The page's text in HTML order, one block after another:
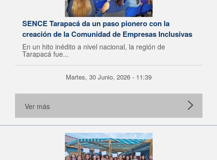
SENCE Tarapacá da un paso pionero con la
creación de la Comunidad de Empresas Inclusivas
En un hito inédito a nivel nacional, la región de
Tarapacá fue...
Martes, 30 Junio, 2026 - 11:39
Ver más